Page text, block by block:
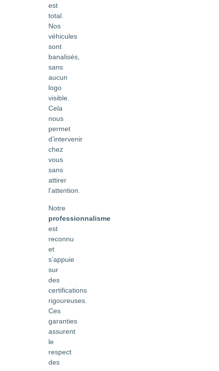
est
total.
Nos
véhicules
sont
banalisés,
sans
aucun
logo
visible.
Cela
nous
permet
d’intervenir
chez
vous
sans
attirer
l’attention.
Notre
professionnalisme
est
reconnu
et
s’appuie
sur
des
certifications
rigoureuses.
Ces
garanties
assurent
le
respect
des